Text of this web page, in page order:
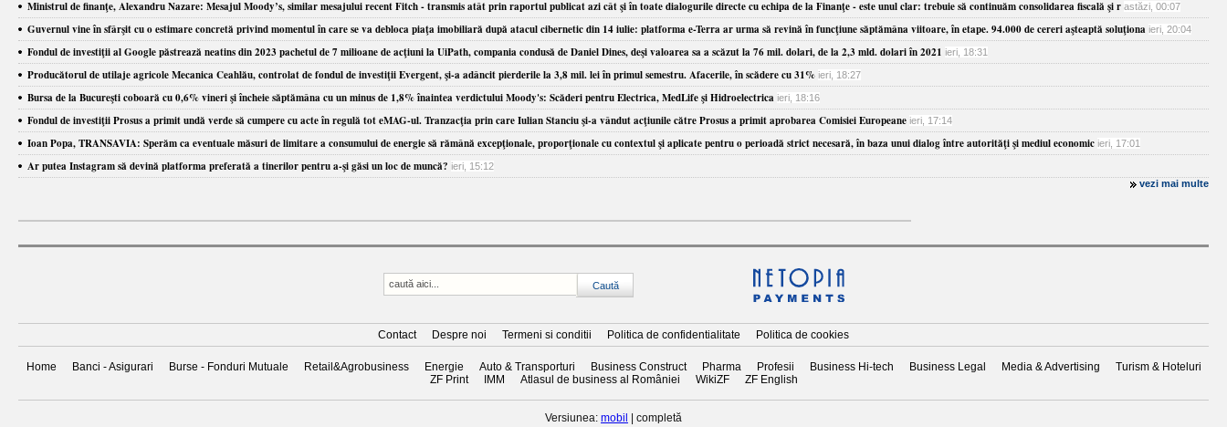
Ministrul de finanţe, Alexandru Nazare: Mesajul Moody’s, similar mesajului recent Fitch - transmis atât prin raportul publicat azi cât şi în toate dialogurile directe cu echipa de la Finanţe - este unul clar: trebuie să continuăm consolidarea fiscală şi r astăzi, 00:07
Guvernul vine în sfârşit cu o estimare concretă privind momentul în care se va debloca piaţa imobiliară după atacul cibernetic din 14 iulie: platforma e-Terra ar urma să revină în funcţiune săptămâna viitoare, în etape. 94.000 de cereri aşteaptă soluţiona ieri, 20:04
Fondul de investiţii al Google păstrează neatins din 2023 pachetul de 7 milioane de acţiuni la UiPath, compania condusă de Daniel Dines, deşi valoarea sa a scăzut la 76 mil. dolari, de la 2,3 mld. dolari în 2021 ieri, 18:31
Producătorul de utilaje agricole Mecanica Ceahlău, controlat de fondul de investiţii Evergent, şi-a adâncit pierderile la 3,8 mil. lei în primul semestru. Afacerile, în scădere cu 31% ieri, 18:27
Bursa de la Bucureşti coboară cu 0,6% vineri şi încheie săptămâna cu un minus de 1,8% înaintea verdictului Moody's: Scăderi pentru Electrica, MedLife şi Hidroelectrica ieri, 18:16
Fondul de investiţii Prosus a primit undă verde să cumpere cu acte în regulă tot eMAG-ul. Tranzacţia prin care Iulian Stanciu şi-a vândut acţiunile către Prosus a primit aprobarea Comisiei Europeane ieri, 17:14
Ioan Popa, TRANSAVIA: Sperăm ca eventuale măsuri de limitare a consumului de energie să rămână excepţionale, proporţionale cu contextul şi aplicate pentru o perioadă strict necesară, în baza unui dialog între autorităţi şi mediul economic ieri, 17:01
Ar putea Instagram să devină platforma preferată a tinerilor pentru a-şi găsi un loc de muncă? ieri, 15:12
vezi mai multe
Contact Despre noi Termeni si conditii Politica de confidentialitate Politica de cookies
Home Banci - Asigurari Burse - Fonduri Mutuale Retail&Agrobusiness Energie Auto & Transporturi Business Construct Pharma Profesii Business Hi-tech Business Legal Media & Advertising
Turism & Hoteluri
ZF Print
IMM Atlasul de business al României WikiZF ZF English
Versiunea: mobil | completă